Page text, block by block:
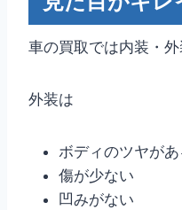
車の買取では内装・外
外装は
ボディのツヤがあ
傷が少ない
凹みがない